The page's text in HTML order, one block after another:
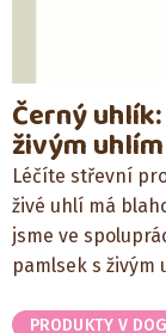
Černý
živým uhlím
Léčíte střevní
živé uhlí má
jsme ve
pamlsek s
PRODUKTY V